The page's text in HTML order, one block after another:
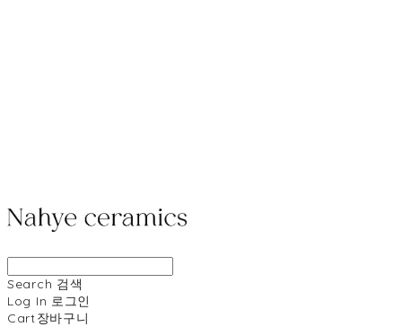
Search 검색
Log In 로그인
Cart장바구니